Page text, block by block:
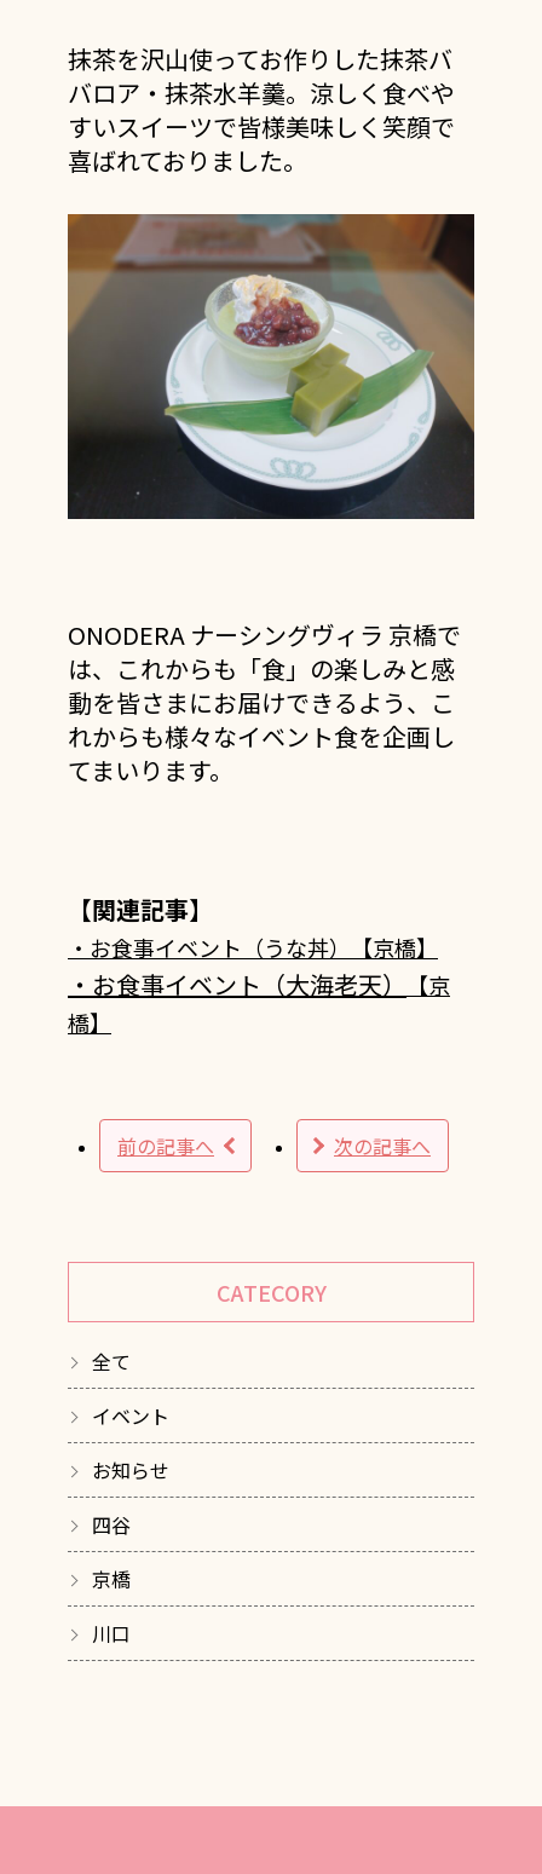
抹茶を沢山使ってお作りした抹茶バ
バロア・抹茶水羊羹。 涼しく食べや
すいスイーツで皆様美味しく笑顔で
喜ばれておりました。
ONODERA ナーシングヴィラ 京橋で
は、これからも「食」の楽しみと感
動を皆さまにお届けできるよう、こ
れからも様々なイベント食を企画し
てまいります。
【関連記事】
・お食事イベント（うな丼）【京橋】
・お食事イベント（大海老天）
【京
橋】
前の記事へ 次の記事へ
CATECORY
全て
イベント
お知らせ
四谷
京橋
川口